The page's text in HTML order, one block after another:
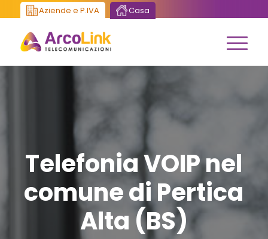
Aziende e P.IVA Casa
Telefonia VOIP nel
comune di Pertica
Alta (BS)